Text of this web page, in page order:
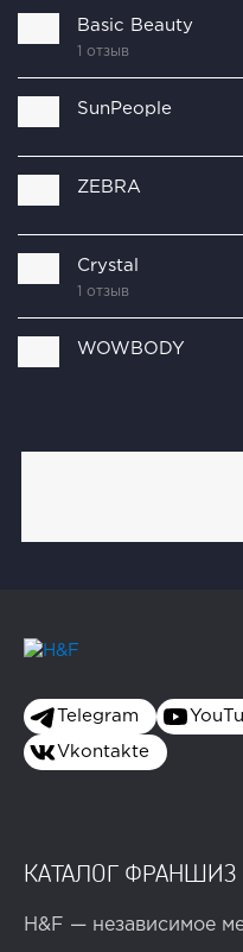
Basic Beauty
1 отзыв
SunPeople
ZEBRA
Crystal
1 отзыв
WOWBODY
Telegram
Vkontakte
КАТАЛОГ ФРАНШИЗ
H&F — независимое